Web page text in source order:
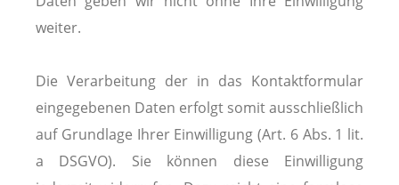
weiter.
Die Verarbeitung der in das Kontaktformular
eingegebenen Daten erfolgt somit ausschließlich
auf Grundlage Ihrer Einwilligung (Art. 6 Abs. 1 lit.
a DSGVO). Sie können diese Einwilligung